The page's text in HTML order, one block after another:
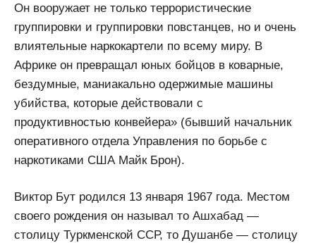
Он вооружает не только террористические
группировки и группировки повстанцев, но и очень
влиятельные наркокартели по всему миру. В
Африке он превращал юных бойцов в коварные,
бездумные, маниакально одержимые машины
убийства, которые действовали с
продуктивностью конвейера» (бывший начальник
оперативного отдела Управления по борьбе с
наркотиками США Майк Брон).
Виктор Бут родился 13 января 1967 года. Местом
своего рождения он называл то Ашхабад —
столицу Туркменской ССР, то Душанбе — столицу